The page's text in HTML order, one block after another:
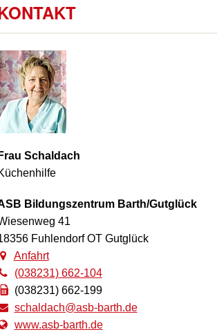
Frau Schaldach
Bildungszentrum Barth/Gutglück
41
Fuhlendorf OT Gutglück
Anfahrt
(038231) 662-104
(038231) 662-199
schaldach@asb-barth.de
www.asb-barth.de